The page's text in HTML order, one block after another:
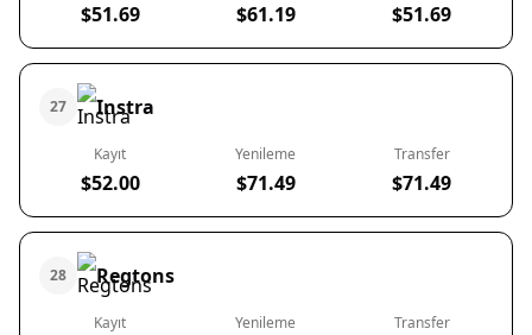
$51.69 $61.19 $51.69
27 Instra
Kayıt
$52.00
Yenileme
$71.49
Transfer
$71.49
28 Regtons
Kayıt Yenileme Transfer